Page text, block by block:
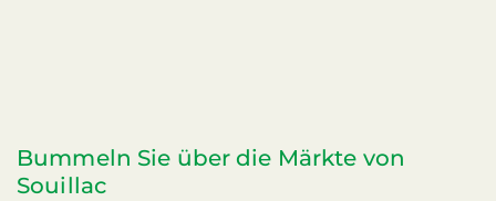
Bummeln Sie über die Märkte von
Souillac